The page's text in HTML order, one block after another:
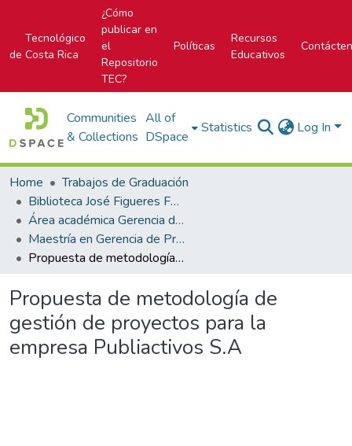
Tecnológico
de Costa Rica
¿Cómo
publicar en
el
Repositorio
TEC?
Políticas
Recursos
Educativos
Communities
& Collections
All of
DSpace
Statistics Log In
Home
Trabajos de Graduación
Biblioteca José Figueres Ferrer
Área académica Gerencia de Proyectos
Maestría en Gerencia de Proyectos
Propuesta de metodología de gestión de proyectos para la empresa Publiactivos S.A
Propuesta de metodología de
gestión de proyectos para la
empresa Publiactivos S.A